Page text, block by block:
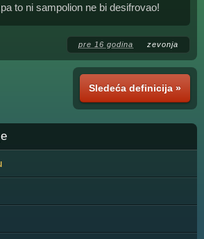
to ni sampolion ne bi desifrovao!
pre 16 godina zevonja
Sledeća definicija »